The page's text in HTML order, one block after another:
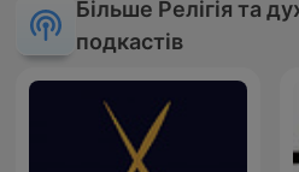
Більше Релігія та
подкастів